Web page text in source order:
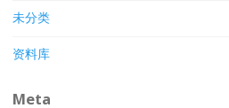
未分类
资料库
Meta